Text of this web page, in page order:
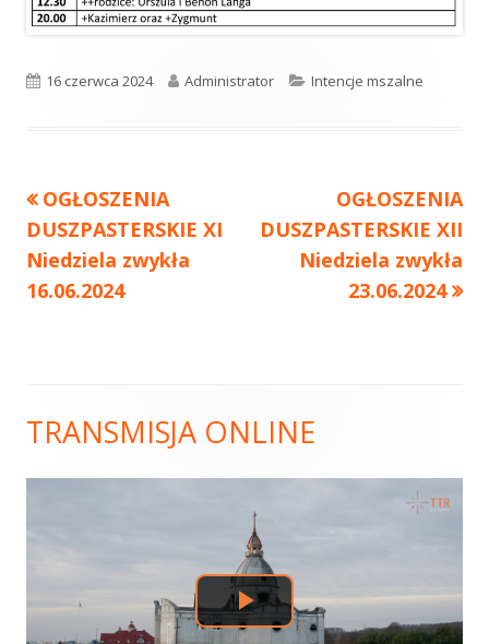
Opublikowano
16 czerwca 2024 Autor
Administrator Kategorie
Intencje mszalne
Nawigacja
wpisu
Poprzedni
artykół
OGŁOSZENIA
DUSZPASTERSKIE XI
Niedziela zwykła
16.06.2024
Następny
artykół:
OGŁOSZENIA
DUSZPASTERSKIE XII
Niedziela zwykła
23.06.2024
Główny
panel
boczny
TRANSMISJA ONLINE